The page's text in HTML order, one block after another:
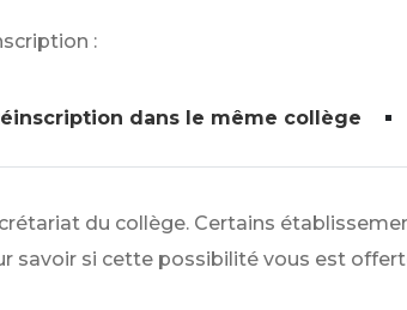
:
dans le même collège
du collège. Certains
savoir si cette possibilité vous est